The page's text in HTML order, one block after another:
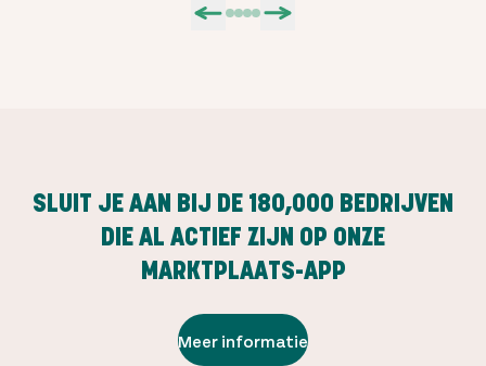
SLUIT JE AAN BIJ DE 180,000 BEDRIJVEN
DIE AL ACTIEF ZIJN OP ONZE
MARKTPLAATS-APP
Meer informatie